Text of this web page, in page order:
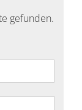
gefunden.